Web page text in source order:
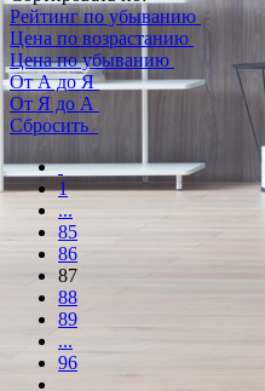
Рейтинг по убыванию
Цена по возрастанию
Цена по убыванию
От А до Я
От Я до А
Сбросить
1
...
85
86
87
88
89
...
96